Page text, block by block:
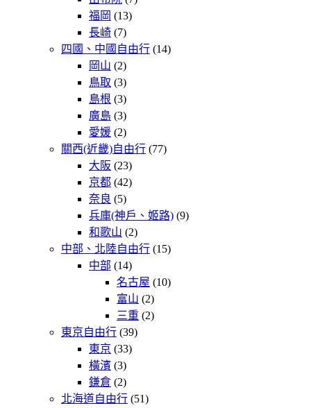
福岡 (13)
長崎 (7)
四國、中國自由行 (14)
岡山 (2)
鳥取 (3)
島根 (3)
廣島 (3)
愛媛 (2)
關西(近畿)自由行 (77)
大阪 (23)
京都 (42)
奈良 (5)
兵庫(神戶、姬路) (9)
和歌山 (2)
中部、北陸自由行 (15)
中部 (14)
名古屋 (10)
富山 (2)
三重 (2)
東京自由行 (39)
東京 (33)
橫濱 (3)
鎌倉 (2)
北海道自由行 (51)